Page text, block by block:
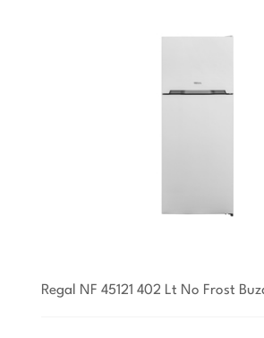
Regal NF 45121 402 Lt No Frost